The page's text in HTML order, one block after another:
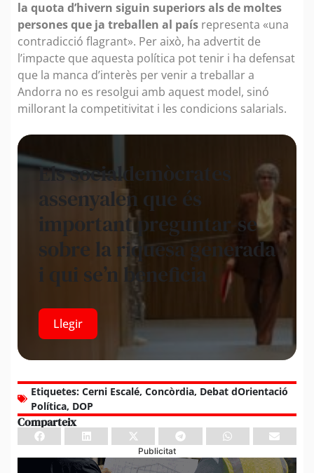
la quota d’hivern siguin superiors als de moltes
persones que ja treballen al país representa «una
contradicció flagrant». Per això, ha advertit de
l’impacte que aquesta política pot tenir i ha defensat
que la manca d’interès per venir a treballar a
Andorra no es resolgui amb aquest model, sinó
millorant la competitivitat i les condicions salarials.
Els socialdemòcrates
assenyalen que és
important preguntar-se
sobre la riquesa generada
i qui se’n beneficia
Llegir
Etiquetes: Cerni Escalé, Concòrdia, Debat dOrientació
Política, DOP
Comparteix
Publicitat